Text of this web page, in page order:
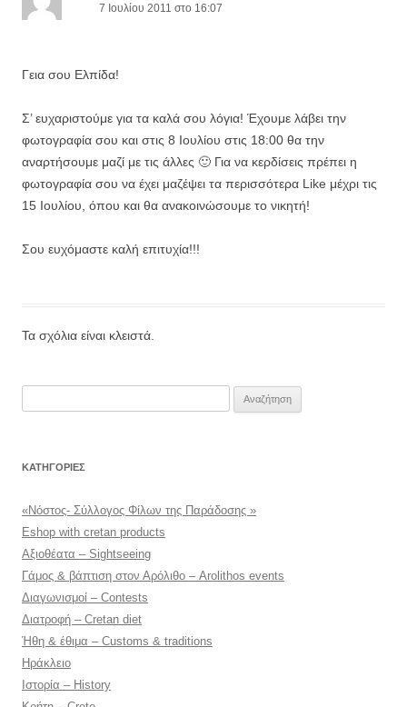
7 Ιουλίου 2011 στο 16:07
Γεια σου Ελπίδα!
Σ’ ευχαριστούμε για τα καλά σου λόγια! Έχουμε λάβει την
φωτογραφία σου και στις 8 Ιουλίου στις 18:00 θα την
αναρτήσουμε μαζί με τις άλλες 🙂 Για να κερδίσεις πρέπει η
φωτογραφία σου να έχει μαζέψει τα περισσότερα Like μέχρι τις
15 Ιουλίου, όπου και θα ανακοινώσουμε το νικητή!
Σου ευχόμαστε καλή επιτυχία!!!
Τα σχόλια είναι κλειστά.
KΑΤΗΓΟΡΊΕΣ
«Νόστος- Σύλλογος Φίλων της Παράδοσης »
Eshop with cretan products
Αξιοθέατα – Sightseeing
Γάμος & βάπτιση στον Αρόλιθο – Arolithos events
Διαγωνισμοί – Contests
Διατροφή – Cretan diet
Ήθη & έθιμα – Customs & traditions
Ηράκλειο
Ιστορία – History